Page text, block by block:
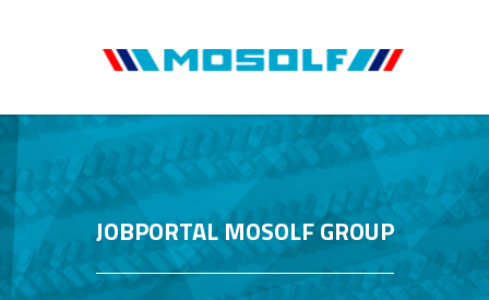
JOBPORTAL MOSOLF GROUP